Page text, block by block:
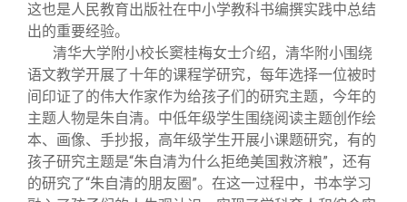
这也是人民教育出版社在中小学教科书编撰实践中总结
出的重要经验。
清华大学附小校长窦桂梅女士介绍，清华附小围绕
语文教学开展了十年的课程学研究，每年选择一位被时
间印证了的伟大作家作为给孩子们的研究主题，今年的
主题人物是朱自清。中低年级学生围绕阅读主题创作绘
本、画像、手抄报，高年级学生开展小课题研究，有的
孩子研究主题是“朱自清为什么拒绝美国救济粮”，还有
的研究了“朱自清的朋友圈”。在这一过程中，书本学习